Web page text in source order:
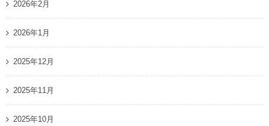
2026年2月
2026年1月
2025年12月
2025年11月
2025年10月